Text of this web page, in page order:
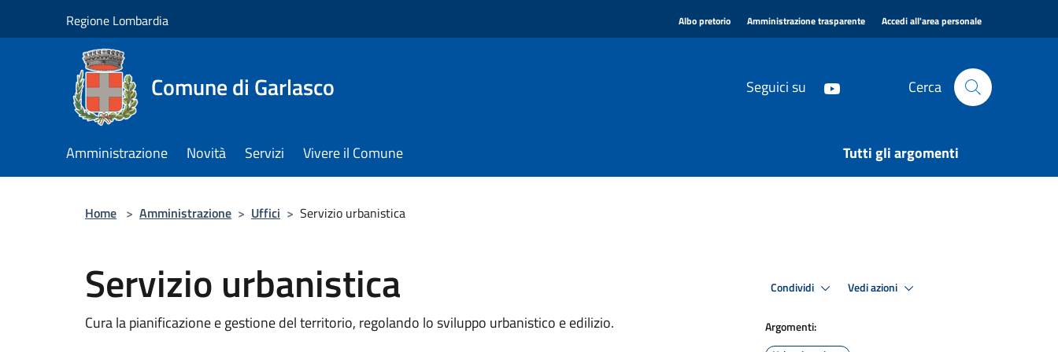
Regione Lombardia Albo pretorio Amministrazione trasparente Accedi all'area personale
Comune di Garlasco Seguici su Cerca
Amministrazione Novità Servizi Vivere il Comune Tutti gli argomenti
Home > Amministrazione > Uffici > Servizio urbanistica
Servizio urbanistica
Cura la pianificazione e gestione del territorio, regolando lo sviluppo urbanistico e edilizio.
Condividi Vedi azioni
Argomenti: